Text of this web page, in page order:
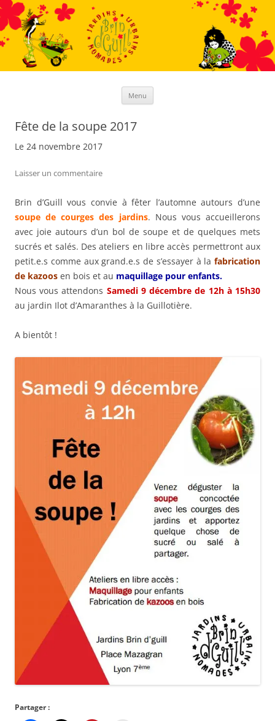
Menu
Fête de la soupe 2017
Le 24 novembre 2017
Laisser un commentaire
Brin d’Guill vous convie à fêter l’automne autours d’une
soupe de courges des jardins. Nous vous accueillerons
avec joie autours d’un bol de soupe et de quelques mets
sucrés et salés. Des ateliers en libre accès permettront aux
petit.e.s comme aux grand.e.s de s’essayer à la fabrication
de kazoos en bois et au maquillage pour enfants.
Nous vous attendons Samedi 9 décembre de 12h à 15h30
au jardin Ilot d’Amaranthes à la Guillotière.
A bientôt !
Partager :